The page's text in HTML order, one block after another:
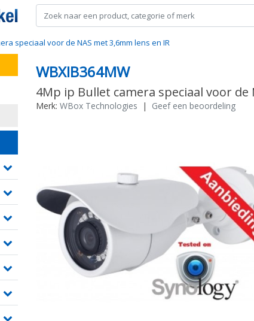
speciaal voor de NAS met 3,6mm lens en IR
WBXIB364MW
4Mp ip Bullet camera speciaal voor de
Merk: WBox Technologies | Geef een beoordeling